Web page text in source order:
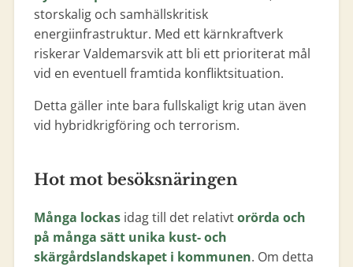
storskalig och samhällskritisk
energiinfrastruktur. Med ett kärnkraftverk
riskerar Valdemarsvik att bli ett prioriterat mål
vid en eventuell framtida konfliktsituation.
Detta gäller inte bara fullskaligt krig utan även
vid hybridkrigföring och terrorism.
Hot mot besöksnäringen
Många lockasidag till det relativtorörda och
på många sätt unika kust- och
skärgårdslandskapet i kommunen. Om detta